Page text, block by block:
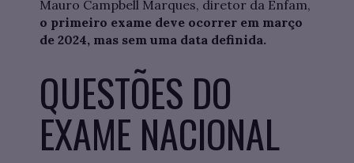
Mauro Campbell Marques, diretor da Enfam,
o primeiro exame deve ocorrer em março
de 2024, mas sem uma data definida.
QUESTÕES DO
EXAME NACIONAL